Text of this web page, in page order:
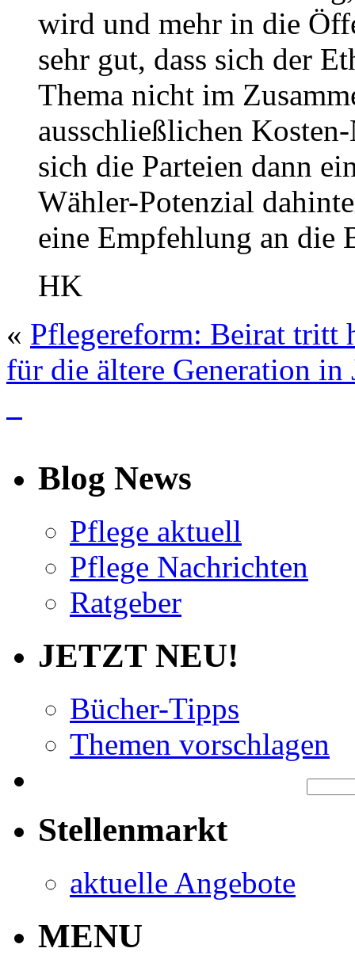
wird und mehr in die
sehr gut, dass sich der
Thema nicht im
ausschließlichen
sich die Parteien dann
Wähler-Potenzial
eine Empfehlung an die
HK
« Pflegereform: Beirat tritt
für die ältere Generation in
Blog News
Pflege aktuell
Pflege Nachrichten
Ratgeber
JETZT NEU!
Bücher-Tipps
Themen vorschlagen
Stellenmarkt
aktuelle Angebote
MENU